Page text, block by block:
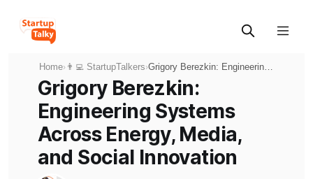
Home› 👨‍💻 StartupTalkers›Grigory Berezkin: Engineering
Systems Across Energy,
Media, and Social Innovation
Grigory Berezkin:
Engineering Systems
Across Energy, Media,
and Social Innovation